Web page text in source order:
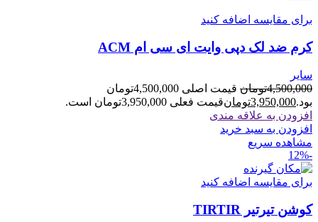
برای مقایسه اضافه کنید
کرم ضد لک دپی وایت ای سی ام ACM
سایر
4,500,000تومان
قیمت اصلی 4,500,000تومان
بود.3,950,000تومانقیمت فعلی 3,950,000تومان است.
افزودن به علاقه مندی
افزودن به سبد خرید
مشاهده سریع
-12%
برای مقایسه اضافه کنید
کوشن تیرتیر TIRTIR